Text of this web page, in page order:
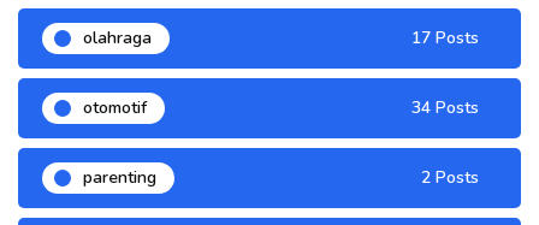
olahraga 17 Posts
otomotif 34 Posts
parenting 2 Posts